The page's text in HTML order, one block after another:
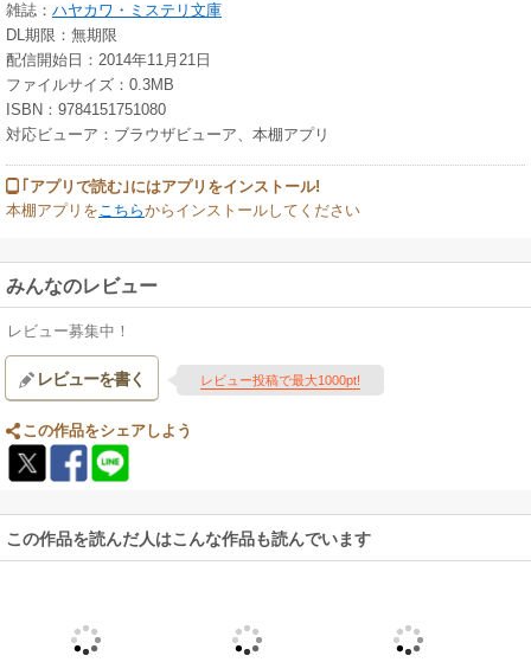
雑誌： ハヤカワ・ミステリ文庫
DL期限：無期限
配信開始日：2014年11月21日
ファイルサイズ：0.3MB
ISBN：9784151751080
対応ビューア：ブラウザビューア、本棚アプリ
｢アプリで読む｣にはアプリをインストール!
本棚アプリをこちらからインストールしてください
みんなのレビュー
レビュー募集中！
レビューを書く レビュー投稿で最大1000pt!
この作品をシェアしよう
この作品を読んだ人はこんな作品も読んでいます